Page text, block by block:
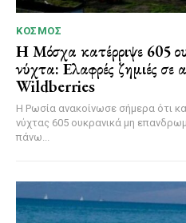
ΚΌΣΜΟΣ
Η Μόσχα κατέρριψε 605
νύχτα: Ελαφρές ζημιές σε
Wildberries
Η Ρωσία ανακοίνωσε σήμερα ότι
νύχτας 605 ουκρανικά μη
πάνω...